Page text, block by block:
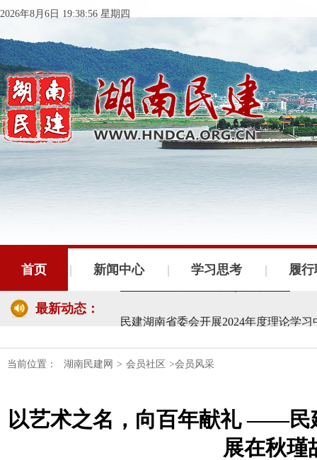
2026年8月6日 19:38:56 星期四
首页 新闻中心 学习思考 履
最新动态：
民建湖南省十届十次常委会议召开
民建湖南省委会召开全省组织建设工作
民建湖南省十届十次常委会议召开
当前位置： 湖南民建网 > 会员社区 >会员风采
以艺术之名，向百年献礼 ——民
展在秋瑾